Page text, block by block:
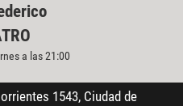
a las 21:00
1543, Ciudad de